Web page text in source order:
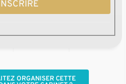
ORGANISER CETTE